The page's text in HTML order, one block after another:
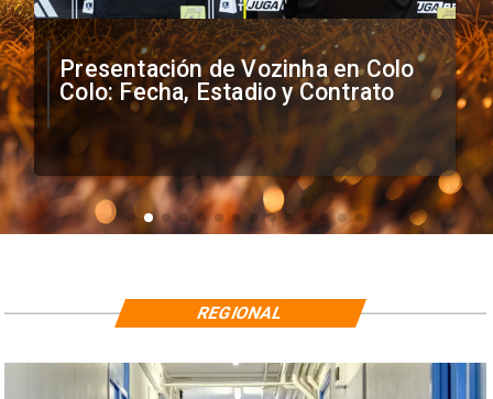
Presentación de Vozinha en Colo
Colo: Fecha, Estadio y Contrato
REGIONAL